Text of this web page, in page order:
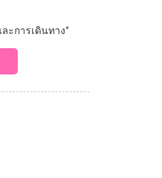
ะการเดินทาง*